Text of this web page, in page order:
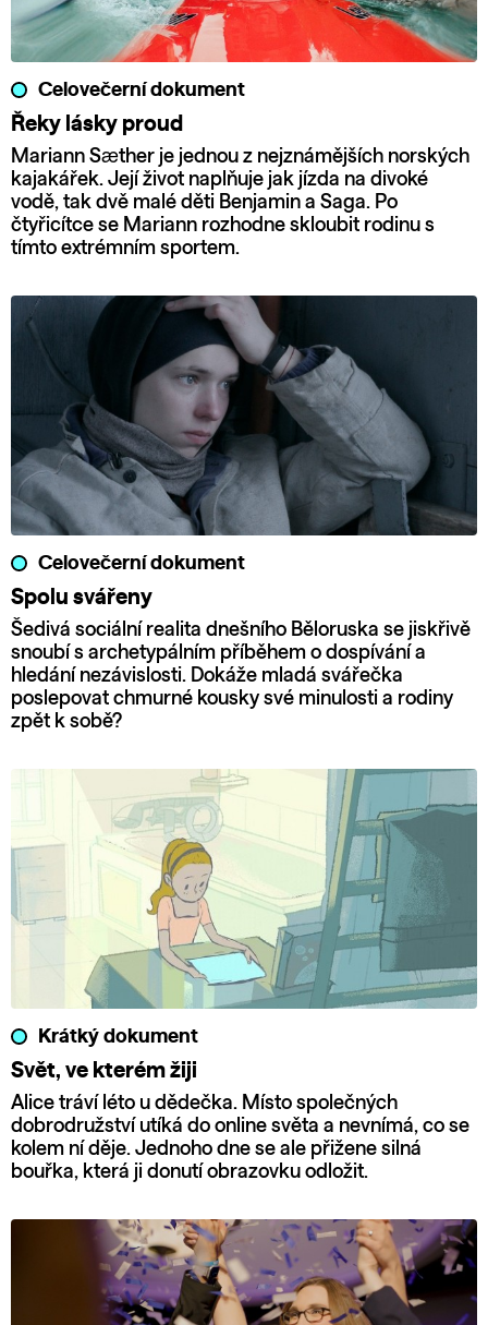
Celovečerní dokument
Řeky lásky proud
Mariann Sæther je jednou z nejznámějších norských
kajakářek. Její život naplňuje jak jízda na divoké
vodě, tak dvě malé děti Benjamin a Saga. Po
čtyřicítce se Mariann rozhodne skloubit rodinu s
tímto extrémním sportem.
Celovečerní dokument
Spolu svářeny
Šedivá sociální realita dnešního Běloruska se jiskřivě
snoubí s archetypálním příběhem o dospívání a
hledání nezávislosti. Dokáže mladá svářečka
poslepovat chmurné kousky své minulosti a rodiny
zpět k sobě?
Krátký dokument
Svět, ve kterém žiji
Alice tráví léto u dědečka. Místo společných
dobrodružství utíká do online světa a nevnímá, co se
kolem ní děje. Jednoho dne se ale přižene silná
bouřka, která ji donutí obrazovku odložit.